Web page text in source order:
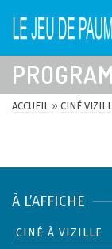
ACCUEIL » CINÉ
À L’AFFICHE
CINÉ À VIZILLE